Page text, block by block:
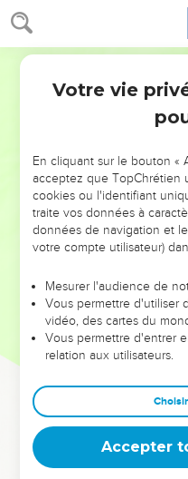
Hébreux 12
23 en fête, de l'assemblée
ciel. Vous vous êtes
tous, des esprits des justes
de Jésus, qui est le
du sang purificateur
Faites attention ! Ne
En effet, les hommes qui
sur la terre n'en ont pas
échapperons-nous si nous
parle du haut du ciel !
fait cette promesse : Une
seulement la terre, mais
Les mots une fois
qui, appartenant au monde
disparaîtront, afin que
subsistent.
C'est pourquoi, puisque
inébranlable, attachons-
Votre vie
En cliquant sur le bouton «
acceptez que TopChrétien
cookies ou l'identifiant
traite vos données à
données de navigation et
votre compte utilisateur)
Mesurer l'audience de
Vous permettre d'utiliser
vidéo, des cartes du
Vous permettre d'entrer
relation aux utilisateurs.
Accepter